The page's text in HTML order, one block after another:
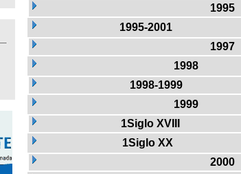
1995
1995-2001
1997
1998
1998-1999
1999
1Siglo XVIII
1Siglo XX
2000